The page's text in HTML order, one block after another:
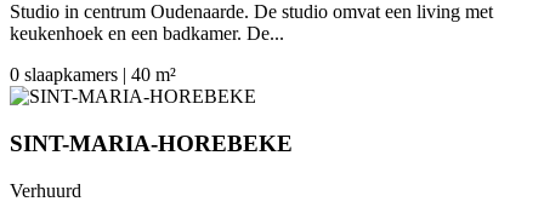
Studio in centrum Oudenaarde. De studio omvat een living met
keukenhoek en een badkamer. De...
0 slaapkamers | 40 m²
SINT-MARIA-HOREBEKE
Verhuurd